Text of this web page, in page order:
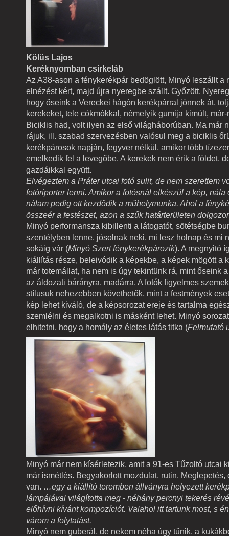
Kölüs Lajos
Keréknyomban csirkeláb
Az A38-ason a fénykerékpár bedöglött, Minyó leszállt a
elnézést kért, majd újra nyeregbe szállt. Győzött.
hogy őseink a Vereckei hágón kerékpárral jönnek át,
kerekeket, tele cókmókkal, némelyik gumija kimúlt,
Biciklis had, volt ilyen az első világháborúban. Ma már
rájuk, ill. szabad szervezésben valósul meg a biciklis
kerékpárosok napján, fegyver nélkül, amikor több
emelkedik fel a levegőbe. A kerekek nem érik a földet,
gazdáikkal együtt.
Elvégeztem a Práter utcai fotó sulit, de nem szerettem
fotóriporter lenni. Amikor a fotósnál elkészül a kép, nála
nálam pedig ott kezdődik a műhelymunka. Ahol a
összeér a festészet, azon a szűk határterületen
Minyó performansza kibillenti a látogatót, sötétségbe
szentélyben lenne, jósolnak neki, mi lesz holnap és mi
sokáig vár (Minyó Szert fénykerékpározik). A megnyitó
kiállítás része, beleivódik a képekbe, a képek mögött a
már totemállat, ha nem is úgy tekintünk rá, mint őseink
az áldozati bárányra, madárra. A fotók figyelmes
stílusuk nehezebben követhetők, mint a festmények
kép lehet kiváló, de a képsorozat ereje és tartalma
szemlélni és megalkotni is másként lehet. Minyó
elhitetni, hogy a homály az életes látás titka (Felmutató
Minyó már nem kísérletezik, amit a 91-es Tűzoltó utcai
már ismétlés. Begyakorlott mozdulat, rutin. Meglepetés,
van. …egy a kiállító teremben állványra helyezett
lámpájával világította meg - néhány percnyi tekerés
előhívni kívánt kompozíciót. Valahol itt tartunk most, s
várom a folytatást.
Minyó nem guberál, de nekem néha úgy tűnik, a